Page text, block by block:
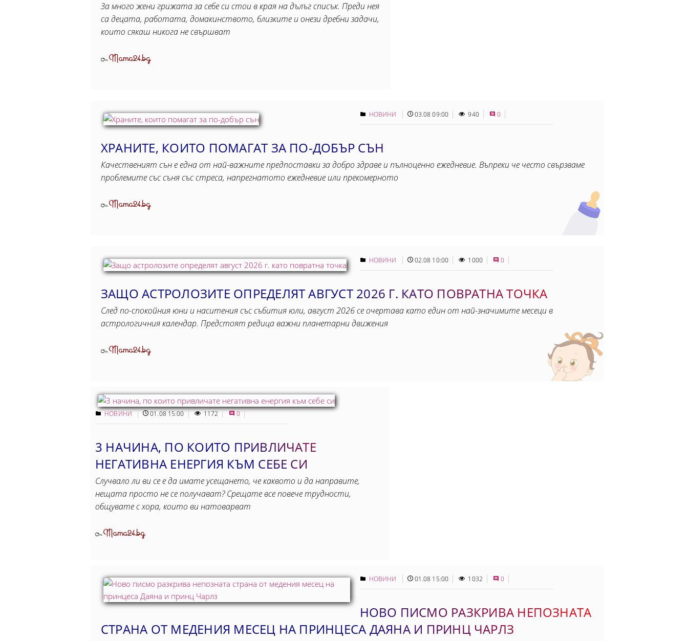
За много жени грижата за себе си стои в края на дълъг списък. Преди нея
са децата, работата, домакинството, близките и онези дребни задачи,
които сякаш никога не свършват
ОтMama24.bg
НОВИНИ 03.08 09:00 940 0
ХРАНИТЕ, КОИТО ПОМАГАТ ЗА ПО-ДОБЪР СЪН
Качественият сън е една от най-важните предпоставки за добро здраве и пълноценно ежедневие. Въпреки че често свързваме
проблемите със съня със стреса, напрегнатото ежедневие или прекомерното
ОтMama24.bg
НОВИНИ 02.08 10:00 1000 0
ЗАЩО АСТРОЛОЗИТЕ ОПРЕДЕЛЯТ АВГУСТ 2026 Г. КАТО ПОВРАТНА ТОЧКА
След по-спокойния юни и наситения със събития юли, август 2026 се очертава като един от най-значимите месеци в
астрологичния календар. Предстоят редица важни планетарни движения
ОтMama24.bg
НОВИНИ 01.08 15:00 1172 0
3 НАЧИНА, ПО КОИТО ПРИВЛИЧАТЕ
НЕГАТИВНА ЕНЕРГИЯ КЪМ СЕБЕ СИ
Случвало ли ви се е да имате усещането, че каквото и да направите,
нещата просто не се получават? Срещате все повече трудности,
общувате с хора, които ви натоварват
ОтMama24.bg
НОВИНИ 01.08 15:00 1032 0
НОВО ПИСМО РАЗКРИВА НЕПОЗНАТА
СТРАНА ОТ МЕДЕНИЯ МЕСЕЦ НА ПРИНЦЕСА ДАЯНА И ПРИНЦ ЧАРЛЗ